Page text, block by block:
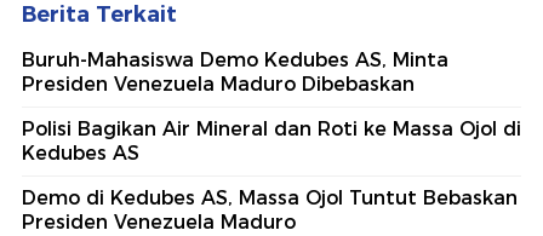
Berita Terkait
Buruh-Mahasiswa Demo Kedubes AS, Minta
Presiden Venezuela Maduro Dibebaskan
Polisi Bagikan Air Mineral dan Roti ke Massa Ojol di
Kedubes AS
Demo di Kedubes AS, Massa Ojol Tuntut Bebaskan
Presiden Venezuela Maduro